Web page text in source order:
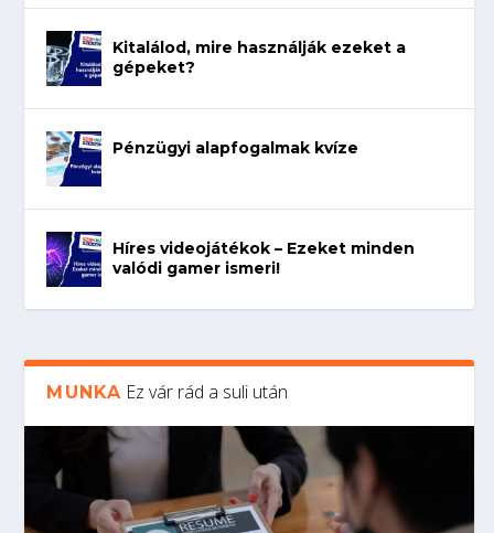
Kitalálod, mire használják ezeket a
gépeket?
Pénzügyi alapfogalmak kvíze
Híres videojátékok – Ezeket minden
valódi gamer ismeri!
MUNKA Ez vár rád a suli után